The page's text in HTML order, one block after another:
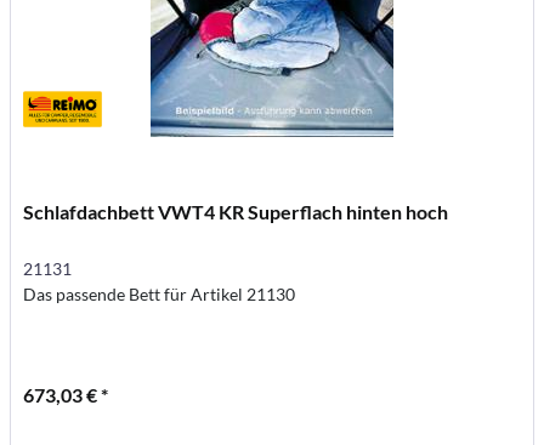
Schlafdachbett VWT4 KR Superflach hinten hoch
21131
Das passende Bett für Artikel 21130
673,03 € *